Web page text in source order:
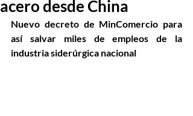
acero desde China
Nuevo decreto de MinComercio para
así salvar miles de empleos de la
industria siderúrgica nacional